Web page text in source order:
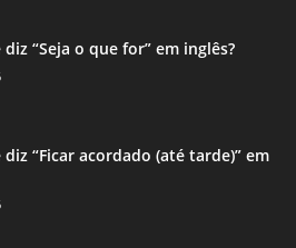
diz “Seja o que for” em inglês?
diz “Ficar acordado (até tarde)” em